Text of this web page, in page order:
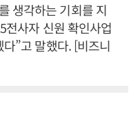
생각하는 기회를 지
전사자 신원 확인사업
”고 말했다. [비즈니